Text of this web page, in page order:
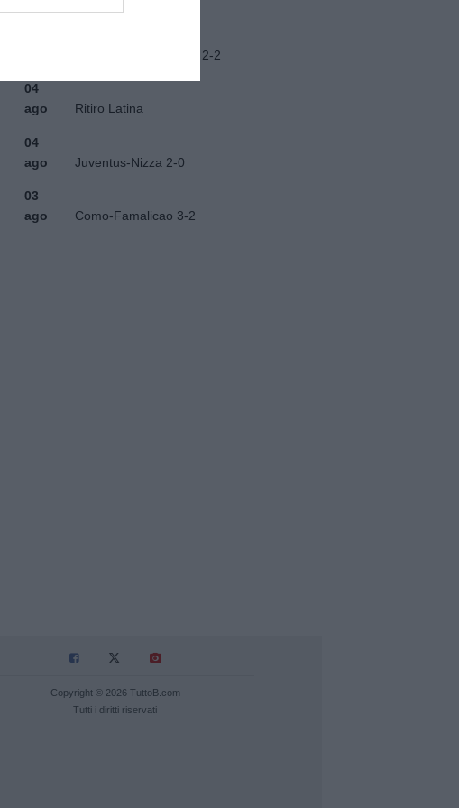
Frosinone-Benevento 2-2
04
ago
Ritiro Latina
04
ago
Juventus-Nizza 2-0
03
ago
Como-Famalicao 3-2
Copyright © 2026 TuttoB.com
Tutti i diritti riservati